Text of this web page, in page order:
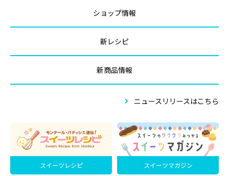
ショップ情報
新レシピ
新商品情報
ニュースリリースはこちら
スイーツレシピ スイーツマガジン